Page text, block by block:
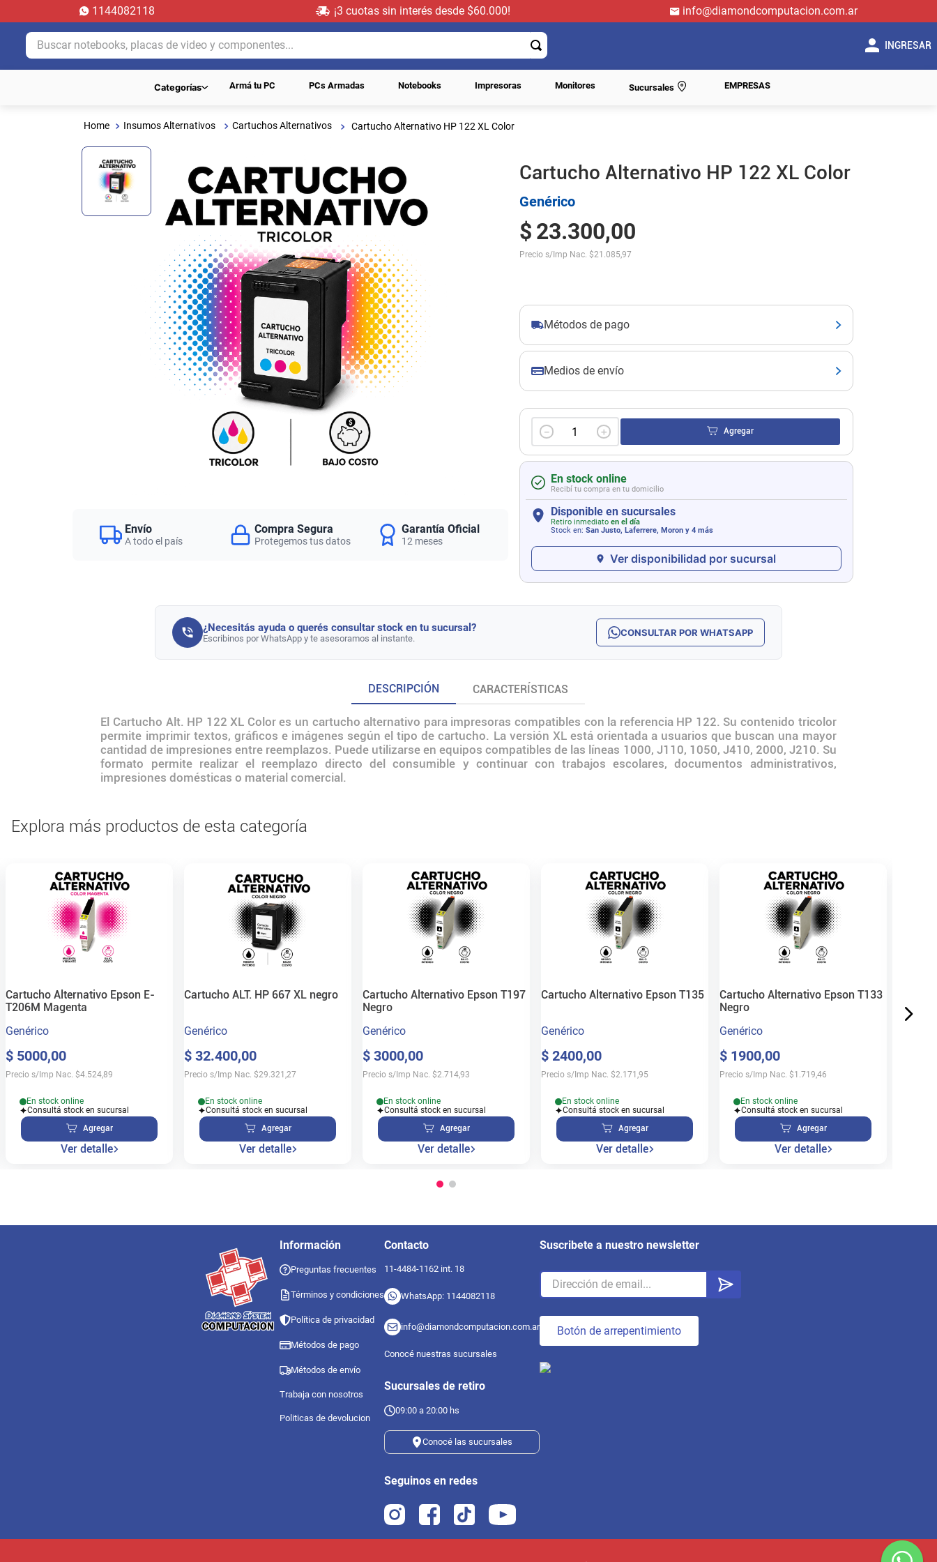
1144082118 ¡3 cuotas sin interés desde $60.000!
info@diamondcomputacion.com.ar
Buscar notebooks, placas de video y componentes...
INGRESAR
Categorías Armá tu PC PCs Armadas Notebooks Impresoras Monitores Sucursales EMPRESAS
Insumos Alternativos Cartuchos Alternativos Cartucho Alternativo HP 122 XL Color
Envío
A todo el país
Compra Segura
Protegemos tus datos
Garantía Oficial
12 meses
Cartucho Alternativo HP 122 XL Color
Genérico
$ 23.300,00
Precio s/Imp Nac. $21.085,97
Métodos de pago
Medios de envío
＋
－ Agregar
En stock online
Recibí tu compra en tu domicilio
Disponible en sucursales
Retiro inmediato en el día
Stock en: San Justo, Laferrere, Morony 4 más
Ver disponibilidad por sucursal
¿Necesitás ayuda o querés consultar stock en tu sucursal?
Escribinos por WhatsApp y te asesoramos al instante. CONSULTAR POR WHATSAPP
DESCRIPCIÓN CARACTERÍSTICAS
El Cartucho Alt. HP 122 XL Color es un cartucho alternativo para impresoras compatibles con la referencia HP 122. Su contenido tricolor
permite imprimir textos, gráficos e imágenes según el tipo de cartucho. La versión XL está orientada a usuarios que buscan una mayor
cantidad de impresiones entre reemplazos. Puede utilizarse en equipos compatibles de las líneas 1000, J110, 1050, J410, 2000, J210. Su
formato permite realizar el reemplazo directo del consumible y continuar con trabajos escolares, documentos administrativos,
impresiones domésticas o material comercial.
Explora más productos de esta categoría
Cartucho Alternativo Epson E-
T206M Magenta
Genérico
$ 5000,00
Precio s/Imp Nac. $4.524,89
En stock online
Consultá stock en sucursal
Agregar
Ver detalle
Cartucho ALT. HP 667 XL negro
Genérico
$ 32.400,00
Precio s/Imp Nac. $29.321,27
En stock online
Consultá stock en sucursal
Agregar
Ver detalle
Cartucho Alternativo Epson T197
Negro
Genérico
$ 3000,00
Precio s/Imp Nac. $2.714,93
En stock online
Consultá stock en sucursal
Agregar
Ver detalle
Cartucho Alternativo Epson T135
Genérico
$ 2400,00
Precio s/Imp Nac. $2.171,95
En stock online
Consultá stock en sucursal
Agregar
Ver detalle
Cartucho Alternativo Epson T133
Negro
Genérico
$ 1900,00
Precio s/Imp Nac. $1.719,46
En stock online
Consultá stock en sucursal
Agregar
Ver detalle
Información
Preguntas frecuentes
Términos y condiciones
Política de privacidad
Métodos de pago
Métodos de envío
Trabaja con nosotros
Politicas de devolucion
Contacto
11-4484-1162 int. 18
WhatsApp: 1144082118
info@diamondcomputacion.com.ar
Conocé nuestras sucursales
Sucursales de retiro
09:00 a 20:00 hs
Conocé las sucursales
Seguinos en redes
Suscribete a nuestro newsletter
Botón de arrepentimiento